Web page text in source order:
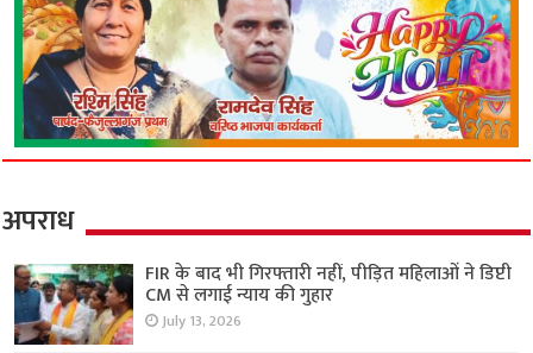
अपराध
FIR के बाद भी गिरफ्तारी नहीं, पीड़ित महिलाओं ने डिप्टी
CM से लगाई न्याय की गुहार
July 13, 2026